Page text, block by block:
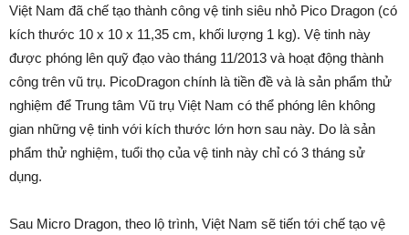
Việt Nam đã chế tạo thành công vệ tinh siêu nhỏ Pico Dragon (có
kích thước 10 x 10 x 11,35 cm, khối lượng 1 kg). Vệ tinh này
được phóng lên quỹ đạo vào tháng 11/2013 và hoạt động thành
công trên vũ trụ. PicoDragon chính là tiền đề và là sản phẩm thử
nghiệm để Trung tâm Vũ trụ Việt Nam có thể phóng lên không
gian những vệ tinh với kích thước lớn hơn sau này. Do là sản
phẩm thử nghiệm, tuổi thọ của vệ tinh này chỉ có 3 tháng sử
dụng.
Sau Micro Dragon, theo lộ trình, Việt Nam sẽ tiến tới chế tạo vệ